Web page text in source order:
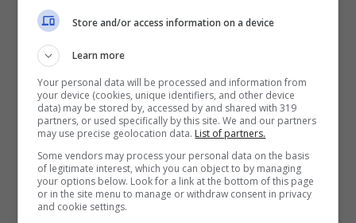
sono le stelle? Ebbene sì, dovete sapere
che secondo l’Oroscopo ci sono alcuni
segni in particolare che tendono a parlare
dietro le spalle. Entrando nei dettagli
sembra che si tratti proprio di loro:
Toro. Egocentrici per natura, fanno
fatica ad essere dei buoni amici. Le
Store and/or access information on a device
Learn more
Your personal data will be processed and information from
your device (cookies, unique identifiers, and other device
data) may be stored by, accessed by and shared with 319
partners, or used specifically by this site. We and our partners
may use precise geolocation data. List of partners.
Some vendors may process your personal data on the basis
of legitimate interest, which you can object to by managing
your options below. Look for a link at the bottom of this page
or in the site menu to manage or withdraw consent in privacy
and cookie settings.